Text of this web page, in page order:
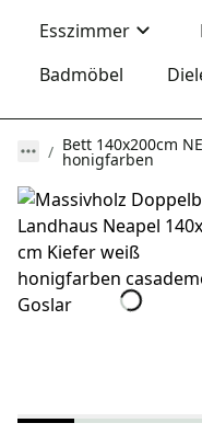
Esszimmer
Badmöbel
Bett 140x200cm
honigfarben